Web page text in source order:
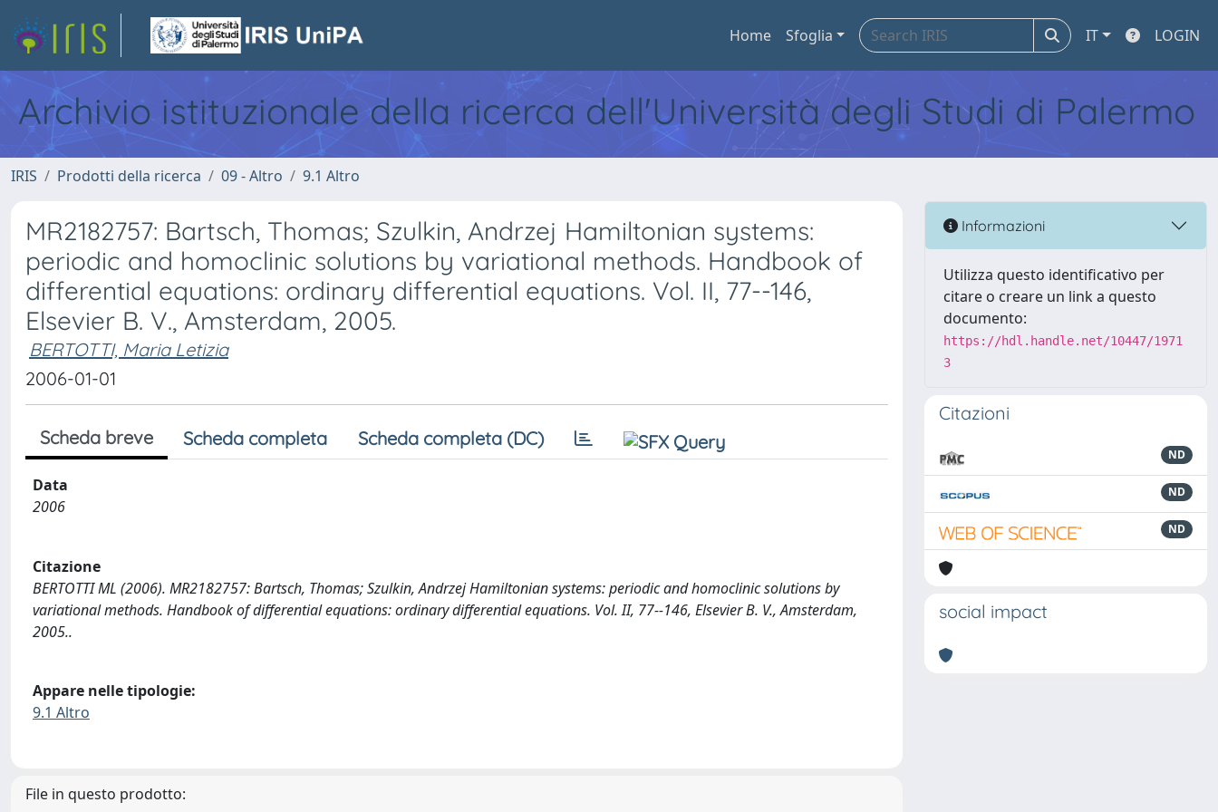
Home Sfoglia IT LOGIN
Archivio istituzionale della ricerca dell'Università degli Studi di Palermo
IRIS Prodotti della ricerca 09 - Altro 9.1 Altro
MR2182757: Bartsch, Thomas; Szulkin, Andrzej Hamiltonian systems:
periodic and homoclinic solutions by variational methods. Handbook of
differential equations: ordinary differential equations. Vol. II, 77--146,
Elsevier B. V., Amsterdam, 2005.
BERTOTTI, Maria Letizia
2006-01-01
Scheda breve Scheda completa Scheda completa (DC)
Data
2006
Citazione
BERTOTTI ML (2006). MR2182757: Bartsch, Thomas; Szulkin, Andrzej Hamiltonian systems: periodic and homoclinic solutions by
variational methods. Handbook of differential equations: ordinary differential equations. Vol. II, 77--146, Elsevier B. V., Amsterdam,
2005..
Appare nelle tipologie:
9.1 Altro
File in questo prodotto:
Informazioni
Utilizza questo identificativo per
citare o creare un link a questo
documento:
https://hdl.handle.net/10447/1971
3
Citazioni
ND
ND
ND
social impact